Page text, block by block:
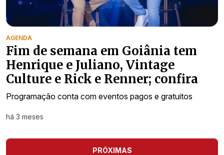
AGENDA
Fim de semana em Goiânia tem
Henrique e Juliano, Vintage
Culture e Rick e Renner; confira
Programação conta com eventos pagos e gratuitos
há 3 meses
PRÓXIMAS